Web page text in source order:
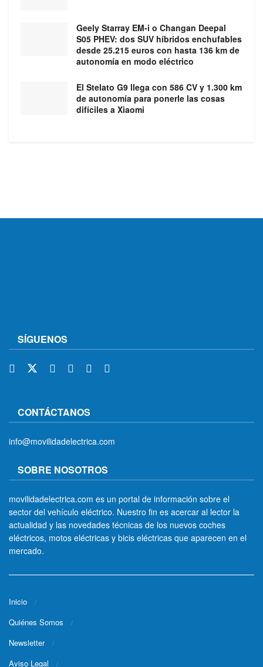
Geely Starray EM-i o Changan Deepal
S05 PHEV: dos SUV híbridos enchufables
desde 25.215 euros con hasta 136 km de
autonomía en modo eléctrico
El Stelato G9 llega con 586 CV y 1.300 km
de autonomía para ponerle las cosas
difíciles a Xiaomi
SÍGUENOS
CONTÁCTANOS
info@movilidadelectrica.com
SOBRE NOSOTROS
movilidadelectrica.com es un portal de información sobre el
sector del vehículo eléctrico. Nuestro fin es acercar al lector la
actualidad y las novedades técnicas de los nuevos coches
eléctricos, motos eléctricas y bicis eléctricas que aparecen en el
mercado.
Inicio
Quiénes Somos
Newsletter
Aviso Legal